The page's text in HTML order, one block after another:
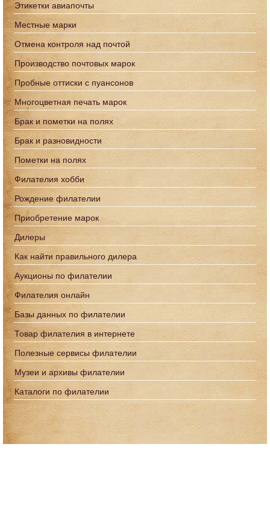
Этикетки авиапочты
Местные марки
Отмена контроля над почтой
Производство почтовых марок
Пробные оттиски с пуансонов
Многоцветная печать марок
Брак и пометки на полях
Брак и разновидности
Пометки на полях
Филателия хобби
Рождение филателии
Приобретение марок
Дилеры
Как найти правильного дилера
Аукционы по филателии
Филателия онлайн
Базы данных по филателии
Товар филателия в интернете
Полезные сервисы филателии
Музеи и архивы филателии
Каталоги по филателии